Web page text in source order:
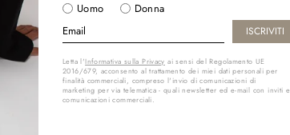
Uomo Donna
Letta l'Informativa sulla Privacy ai sensi del Regolamento UE
2016/679, acconsento al trattamento dei miei dati personali per
finalità commerciali, compreso l'invio di comunicazioni di
marketing per via telematica - quali newsletter ed e-mail con inviti e
comunicazioni commerciali.